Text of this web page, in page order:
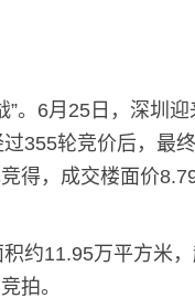
6月25日，深圳迎
355轮竞价后，最
得，成交楼面价
11.95万平方米，
拍。